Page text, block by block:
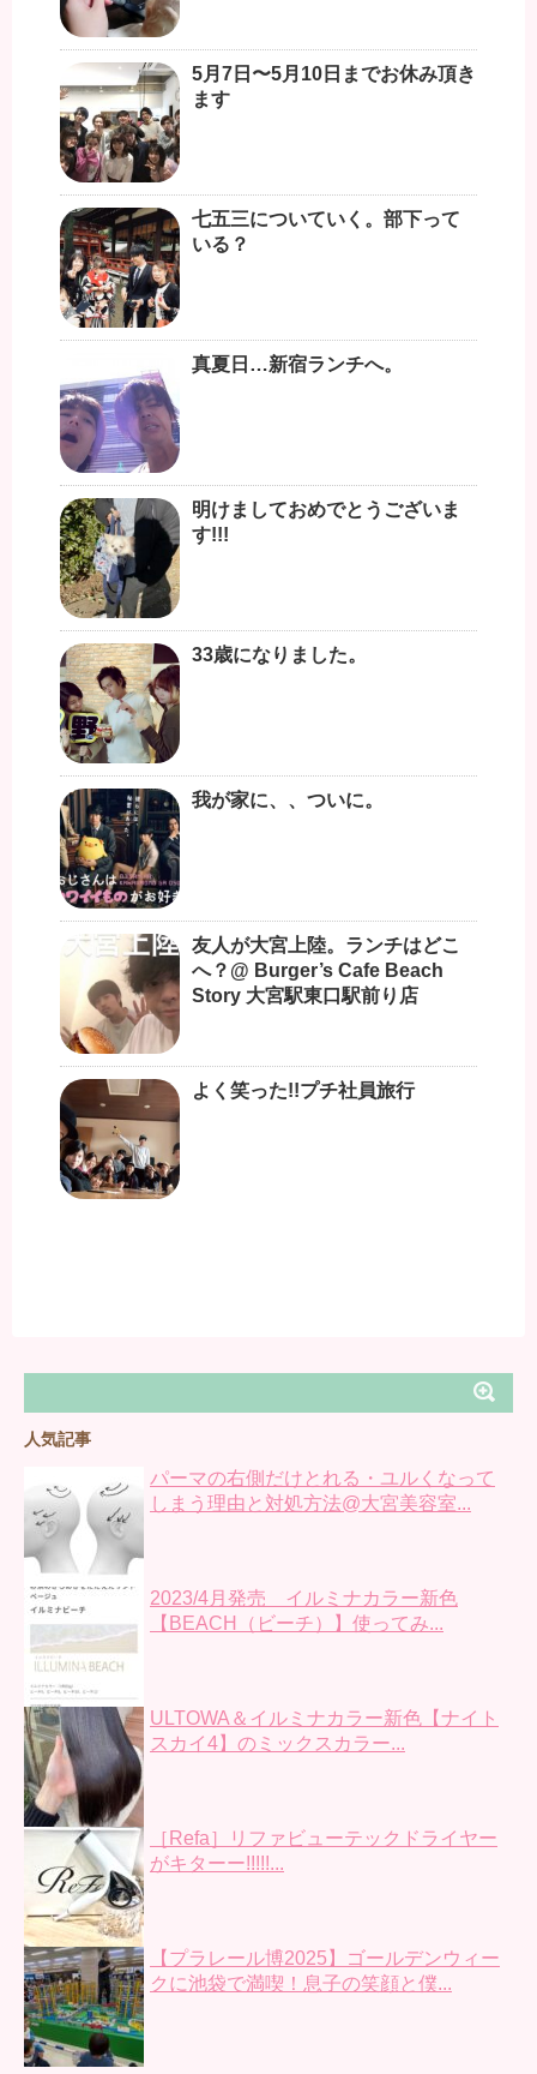
5月7日〜5月10日までお休み頂き
ます
七五三についていく。部下って
いる？
真夏日…新宿ランチへ。
明けましておめでとうございま
す!!!
33歳になりました。
我が家に、、ついに。
友人が大宮上陸。ランチはどこ
へ？@ Burger’s Cafe Beach
Story 大宮駅東口駅前り店
よく笑った!!プチ社員旅行
人気記事
パーマの右側だけとれる・ユルくなって
しまう理由と対処方法@大宮美容室...
2023/4月発売 イルミナカラー新色
【BEACH（ビーチ）】使ってみ...
ULTOWA＆イルミナカラー新色【ナイト
スカイ4】のミックスカラー...
［Refa］リファビューテックドライヤー
がキターー!!!!!...
【プラレール博2025】ゴールデンウィー
クに池袋で満喫！息子の笑顔と僕...